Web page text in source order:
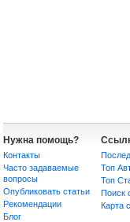
Нужна помощь?
Контакты
Часто задаваемые
вопросы
Опубликовать статьи
Рекомендации
Блог
Топ
Топ
Поиск
Карта